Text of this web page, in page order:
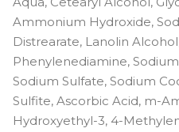
Ammonium Hydroxide,
Distrearate, Lanolin
Phenylenediamine,
Sodium Sulfate, Sodium
Sulfite, Ascorbic Acid, m-
Hydroxyethyl-3, 4-